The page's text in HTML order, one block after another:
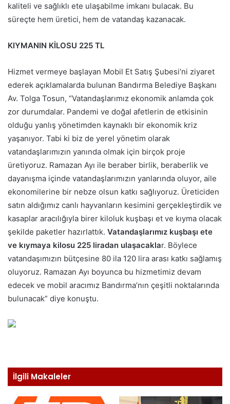
kaliteli ve sağlıklı ete ulaşabilme imkanı bulacak. Bu
süreçte hem üretici, hem de vatandaş kazanacak.
KIYMANIN KİLOSU 225 TL
Hizmet vermeye başlayan Mobil Et Satış Şubesi’ni ziyaret
ederek açıklamalarda bulunan Bandırma Belediye Başkanı
Av. Tolga Tosun, “Vatandaşlarımız ekonomik anlamda çok
zor durumdalar. Pandemi ve doğal afetlerin de etkisinin
olduğu yanlış yönetimden kaynaklı bir ekonomik kriz
yaşanıyor. Tabi ki biz de yerel yönetim olarak
vatandaşlarımızın yanında olmak için birçok proje
üretiyoruz. Ramazan Ayı ile beraber birlik, beraberlik ve
dayanışma içinde vatandaşlarımızın yanlarında oluyor, aile
ekonomilerine bir nebze olsun katkı sağlıyoruz. Üreticiden
satın aldığımız canlı hayvanların kesimini gerçekleştirdik ve
kasaplar aracılığıyla birer kiloluk kuşbaşı et ve kıyma olacak
şekilde paketler hazırlattık. Vatandaşlarımız kuşbaşı ete
ve kıymaya kilosu 225 liradan ulaşacaklar. Böylece
vatandaşımızın bütçesine 80 ila 120 lira arası katkı sağlamış
oluyoruz. Ramazan Ayı boyunca bu hizmetimiz devam
edecek ve mobil aracımız Bandırma’nın çeşitli noktalarında
bulunacak” diye konuştu.
İlgili Makaleler